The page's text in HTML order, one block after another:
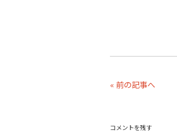
« 前の記事へ
コメントを残す